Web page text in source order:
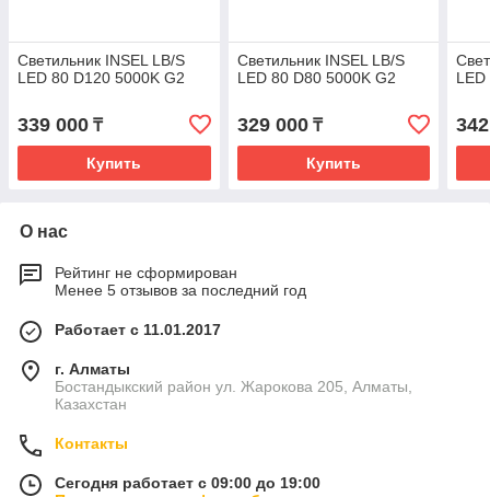
Светильник INSEL LB/S
LED 80 D120 5000K G2
339 000 ₸
Купить
Светильник INSEL LB/S
LED 80 D80 5000K G2
329 000₸
Купить
О нас
Рейтинг не сформирован
Менее 5 отзывов за последний год
Работает с 11.01.2017
г. Алматы
Бостандыкский район ул. Жарокова 205, Алматы,
Казахстан
Контакты
Сегодня работает с 09:00 до 19:00